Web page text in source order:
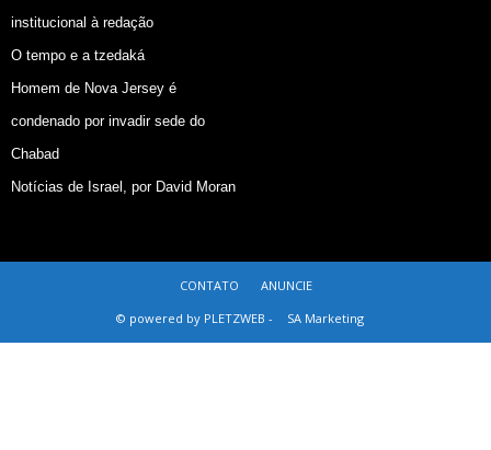
institucional à redação
O tempo e a tzedaká
Homem de Nova Jersey é
condenado por invadir sede do
Chabad
Notícias de Israel, por David Moran
CONTATO
ANUNCIE
© powered by PLETZWEB -
SA Marketing